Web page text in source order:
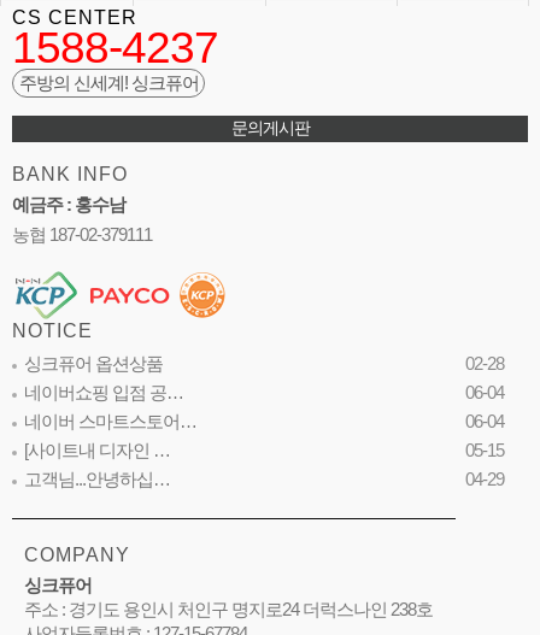
CS CENTER
1588-4237
주방의 신세계! 싱크퓨어
문의게시판
BANK INFO
예금주 : 홍수남
농협 187-02-379111
NOTICE
싱크퓨어 옵션상품
02-28
네이버쇼핑 입점 공…
06-04
네이버 스마트스토어…
06-04
[사이트내 디자인 …
05-15
고객님...안녕하십…
04-29
COMPANY
싱크퓨어
주소 : 경기도 용인시 처인구 명지로24 더럭스나인 238호